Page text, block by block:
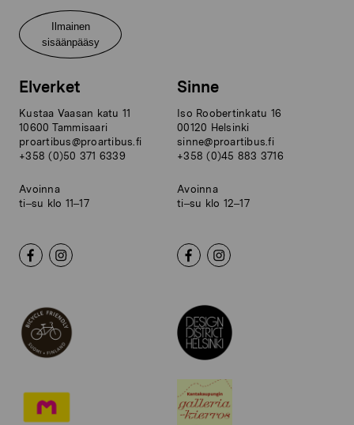
Ilmainen
sisäänpääsy
Elverket
Kustaa Vaasan katu 11
10600 Tammisaari
proartibus@proartibus.fi
+358 (0)50 371 6339
Avoinna
ti–su klo 11–17
Sinne
Iso Roobertinkatu 16
00120 Helsinki
sinne@proartibus.fi
+358 (0)45 883 3716
Avoinna
ti–su klo 12–17